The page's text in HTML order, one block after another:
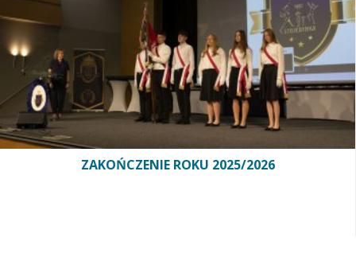
ZAKOŃCZENIE ROKU 2025/2026